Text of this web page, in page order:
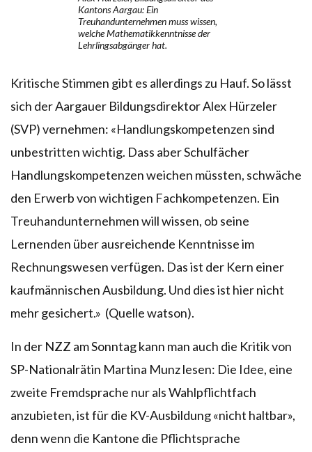
Kantons Aargau: Ein
Treuhandunternehmen muss wissen,
welche Mathematikkenntnisse der
Lehrlingsabgänger hat.
Kritische Stimmen gibt es allerdings zu Hauf. So lässt
sich der Aargauer Bildungsdirektor Alex Hürzeler
(SVP) vernehmen: «Handlungskompetenzen sind
unbestritten wichtig. Dass aber Schulfächer
Handlungskompetenzen weichen müssten, schwäche
den Erwerb von wichtigen Fachkompetenzen. Ein
Treuhandunternehmen will wissen, ob seine
Lernenden über ausreichende Kenntnisse im
Rechnungswesen verfügen. Das ist der Kern einer
kaufmännischen Ausbildung. Und dies ist hier nicht
mehr gesichert.» (Quelle watson).
In der NZZ am Sonntag kann man auch die Kritik von
SP-Nationalrätin Martina Munz lesen: Die Idee, eine
zweite Fremdsprache nur als Wahlpflichtfach
anzubieten, ist für die KV-Ausbildung «nicht haltbar»,
denn wenn die Kantone die Pflichtsprache